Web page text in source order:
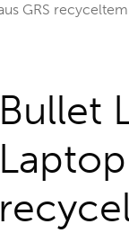
GRS
Bullet